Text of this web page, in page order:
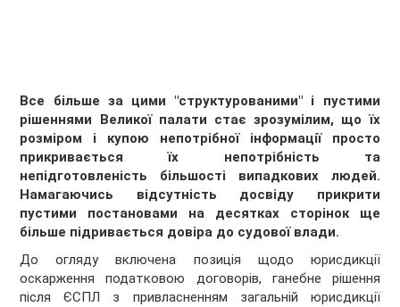
Все більше за цими "структурованими" і пустими
рішеннями Великої палати стає зрозумілим, що їх
розміром і купою непотрібної інформації просто
прикривається їх непотрібність та
непідготовленість більшості випадкових людей.
Намагаючись відсутність досвіду прикрити
пустими постановами на десятках сторінок ще
більше підривається довіра до судової влади.
До огляду включена позиція щодо юрисдикції
оскарження податковою договорів, ганебне рішення
після ЄСПЛ з привласненням загальній юрисдикції